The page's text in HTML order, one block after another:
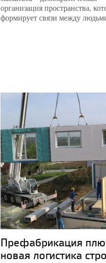
организация пространства,
формирует связи между
Префабрикация
новая логистика